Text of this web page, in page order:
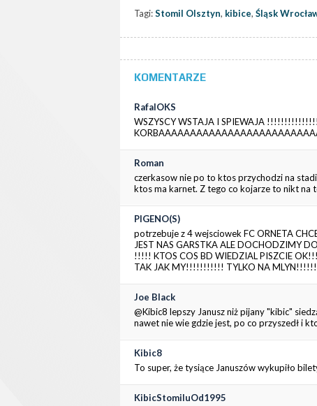
Tagi:Stomil Olsztyn, kibice, Śląsk
KOMENTARZE
RafalOKS
WSZYSCY WSTAJA I SPIEWAJA
Roman
czerkasow nie po to ktos przychodzi na
ktos ma karnet. Z tego co kojarze to nikt na
PIGENO(S)
potrzebuje z 4 wejsciowek FC ORNETA
JEST NAS GARSTKA ALE DOCHODZIMY
!!!!! KTOS COS BD WIEDZIAL PISZCIE
TAK JAK MY!!!!!!!!!!! TYLKO NA
Joe Black
@Kibic8 lepszy Janusz niż pijany "kibic"
nawet nie wie gdzie jest, po co przyszedł i
Kibic8
To super, że tysiące Januszów wykupiło
KibicStomiluOd1995